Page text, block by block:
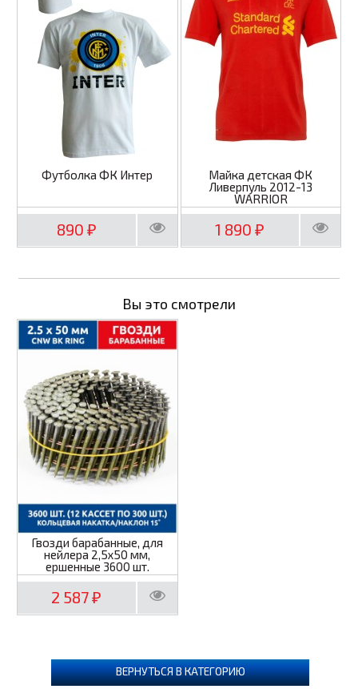
Футболка ФК Интер
890 ₽
Майка детская ФК
Ливерпуль 2012-13
WARRIOR
1 890₽
Вы это смотрели
Гвозди барабанные, для
нейлера 2,5х50 мм,
ершенные 3600 шт.
2 587₽
ВЕРНУТЬСЯ В КАТЕГОРИЮ